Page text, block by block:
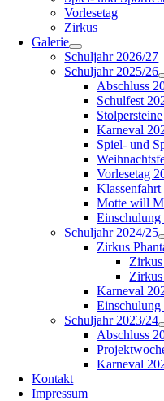
Vorlesetag
Zirkus
Galerie
Schuljahr 2026/27
Schuljahr 2025/26
Abschluss
Schulfest
Stolpersteine
Karneval
Spiel- und
Vorlesetag
Klassenfahrt
Motte will
Einschulung
Schuljahr 2024/25
Zirkus
Zirkus
Zirkus
Karneval
Einschulung
Schuljahr 2023/24
Abschluss
Karneval
Kontakt
Impressum